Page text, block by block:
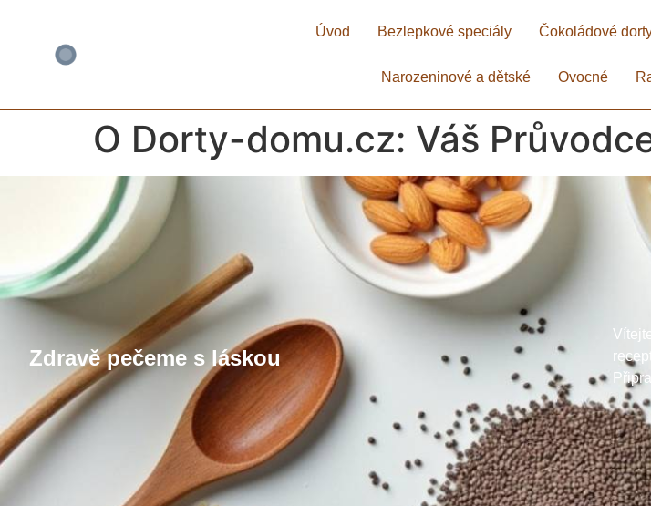
Úvod Bezlepkové speciály Čokoládové
Narozeninové a dětské Ovocné
O Dorty-domu.cz: Váš
Zdravě pečeme s láskou